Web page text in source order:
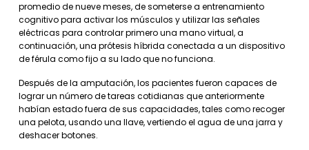
promedio de nueve meses, de someterse a entrenamiento
cognitivo para activar los músculos y utilizar las señales
eléctricas para controlar primero una mano virtual, a
continuación, una prótesis híbrida conectada a un dispositivo
de férula como fijo a su lado que no funciona.
Después de la amputación, los pacientes fueron capaces de
lograr un número de tareas cotidianas que anteriormente
habían estado fuera de sus capacidades, tales como recoger
una pelota, usando una llave, vertiendo el agua de una jarra y
deshacer botones.